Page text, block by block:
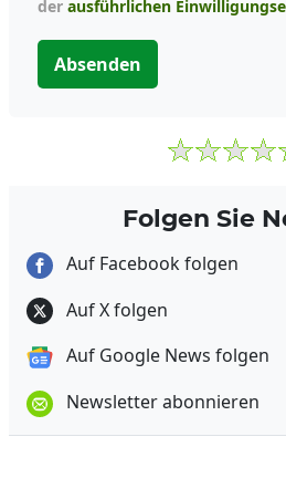
der ausführlichen
Absenden
Folgen Sie
Auf Facebook folgen
Auf X folgen
Auf Google News folgen
Newsletter abonnieren